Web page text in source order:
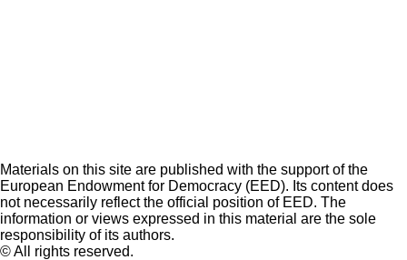
Materials on this site are published with the support of the
European Endowment for Democracy (EED). Its content does
not necessarily reflect the official position of EED. The
information or views expressed in this material are the sole
responsibility of its authors.
© All rights reserved.